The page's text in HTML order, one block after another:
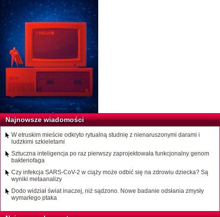
Najnowsze wiadomości
W etruskim mieście odkryto rytualną studnię z nienaruszonymi darami i
ludzkimi szkieletami
Sztuczna inteligencja po raz pierwszy zaprojektowała funkcjonalny genom
bakteriofaga
Czy infekcja SARS-CoV-2 w ciąży może odbić się na zdrowiu dziecka? Są
wyniki metaanalizy
Dodo widział świat inaczej, niż sądzono. Nowe badanie odsłania zmysły
wymarłego ptaka